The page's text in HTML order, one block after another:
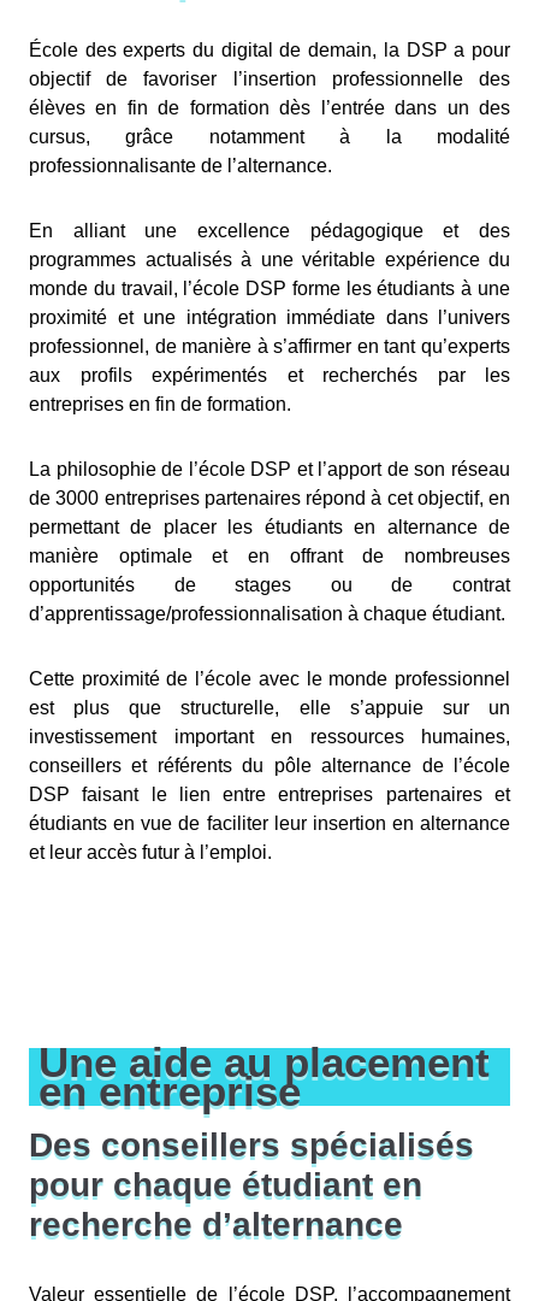
École des experts du digital de demain, la DSP a pour
objectif de favoriser l’insertion professionnelle des
élèves en fin de formation dès l’entrée dans un des
cursus, grâce notamment à la modalité
professionnalisante de l’alternance.
En alliant une excellence pédagogique et des
programmes actualisés à une véritable expérience du
monde du travail, l’école DSP forme les étudiants à une
proximité et une intégration immédiate dans l’univers
professionnel, de manière à s’affirmer en tant qu’experts
aux profils expérimentés et recherchés par les
entreprises en fin de formation.
La philosophie de l’école DSP et l’apport de son réseau
de 3000 entreprises partenaires répond à cet objectif, en
permettant de placer les étudiants en alternance de
manière optimale et en offrant de nombreuses
opportunités de stages ou de contrat
d’apprentissage/professionnalisation à chaque étudiant.
Cette proximité de l’école avec le monde professionnel
est plus que structurelle, elle s’appuie sur un
investissement important en ressources humaines,
conseillers et référents du pôle alternance de l’école
DSP faisant le lien entre entreprises partenaires et
étudiants en vue de faciliter leur insertion en alternance
et leur accès futur à l’emploi.
Une aide au placement
en entreprise
Des conseillers spécialisés
pour chaque étudiant en
recherche d’alternance
Valeur essentielle de l’école DSP, l’accompagnement